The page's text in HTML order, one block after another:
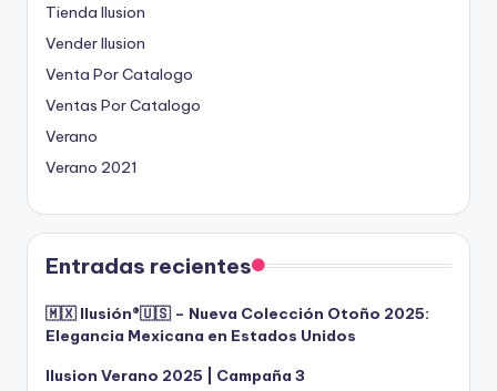
Tienda Ilusion
Vender Ilusion
Venta Por Catalogo
Ventas Por Catalogo
Verano
Verano 2021
Entradas recientes
🇲🇽 Ilusión®️🇺🇸 – Nueva Colección Otoño 2025:
Elegancia Mexicana en Estados Unidos
Ilusion Verano 2025 | Campaña 3